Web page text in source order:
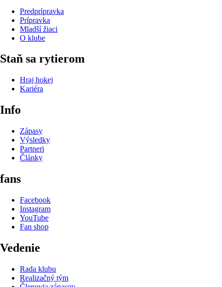
Predprípravka
Prípravka
Mladší žiaci
O klube
Staň sa rytierom
Hraj hokej
Kariéra
Info
Zápasy
Výsledky
Partneri
Články
fans
Facebook
Instagram
YouTube
Fan shop
Vedenie
Rada klubu
Realizačný tým